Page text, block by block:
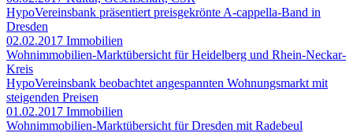
HypoVereinsbank präsentiert preisgekrönte A-cappella-Band in
Dresden
02.02.2017 Immobilien
Wohnimmobilien-Marktübersicht für Heidelberg und Rhein-Neckar-
Kreis
HypoVereinsbank beobachtet angespannten Wohnungsmarkt mit
steigenden Preisen
01.02.2017 Immobilien
Wohnimmobilien-Marktübersicht für Dresden mit Radebeul